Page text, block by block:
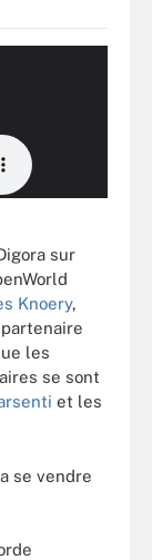
sur
Knoery,
les
se sont
et les
se vendre